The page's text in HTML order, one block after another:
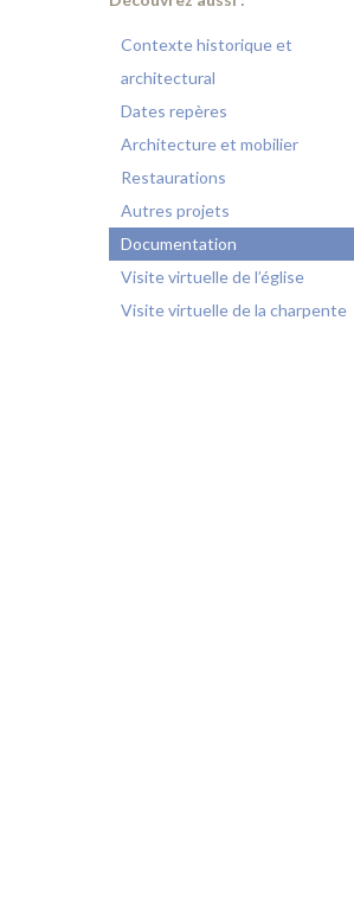
Contexte historique et
architectural
Dates repères
Architecture et mobilier
Restaurations
Autres projets
Documentation
Visite virtuelle de l’église
Visite virtuelle de la charpente